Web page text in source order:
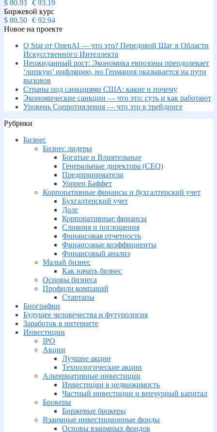
$ 80.93 € 93.19
Биржевой курс
$ 80.50 € 92.94
Новое на проекте
Q Star от OpenAI — что это? Передовой Шаг в Области
Искусственного Интеллекта
Неожиданный рост: Экономика еврозоны преодолевает
‘липкую’ инфляцию, но Германия оказывается на пути
вызовов
Страны под санкциями США: какие и почему
Экономические санкции — что это: суть и как работают
Уровень Сопротивления — что это в трейдинге
Рубрики
Бизнес
Бизнес лидеры
Богатые и Влиятельные
Генеральные директора (CEO)
Предприниматели
Уоррен Баффет
Корпоративные финансы и бухгалтерский учет
Бухгалтерский учет
Долг
Корпоративные финансы
Слияния и поглощения
Финансовая отчетность
Финансовые коэффициенты
Финансовый анализ
Малый бизнес
Как начать бизнес
Основы бизнеса
Профили компаний
Стартапы
Биографии
Будущее человечества и футурология
Заработок в интернете
Инвестиции
IPO
Акции
Лучшие акции
Технологические акции
Альтернативные инвестиции
Инвестиции в недвижимость
Частный инвестиции и венчурный капитал
Брокеры
Биржевые брокеры
Взаимные инвестиционные фонды
Основы взаимных фондов